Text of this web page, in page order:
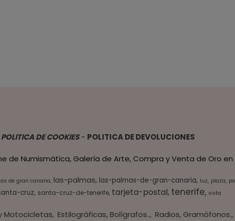
POLITICA DE COOKIES- POLITICA DE DEVOLUCIONES
de Numismática, Galería de Arte, Compra y Venta de Oro
de gran canaria las-palmas las-palmas-de-gran-canaria luz plaza
cruz santa-cruz-de-tenerife tarjeta-postal tenerife vista
Motocicletas Estilográficas, Bolígrafos.. Radios, Gramófonos.